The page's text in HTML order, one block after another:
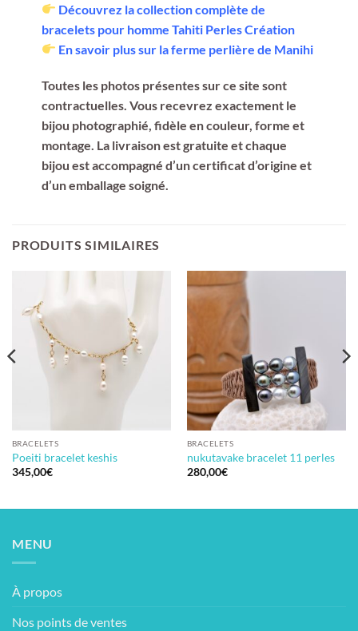
Découvrez la collection complète de
bracelets pour homme Tahiti Perles Création
En savoir plus sur la ferme perlière de Manihi
Toutes les photos présentes sur ce site sont
contractuelles. Vous recevrez exactement le
bijou photographié, fidèle en couleur, forme et
montage. La livraison est gratuite et chaque
bijou est accompagné d’un certificat d’origine et
d’un emballage soigné.
PRODUITS SIMILAIRES
BRACELETS
Poeiti bracelet keshis
345,00€
BRACELETS
nukutavake bracelet 11 perles
280,00€
MENU
À propos
Nos points de ventes